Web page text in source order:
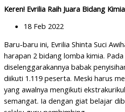
Keren! Evrilia Raih Juara Bidang
18 Feb 2022
Baru-baru ini, Evrilia Shinta Suci
harapan 2 bidang lomba kimia.
diselenggarakannya babak
diikuti 1.119 peserta. Meski harus
yang awalnya mengikuti
semangat. Ia dengan giat belajar